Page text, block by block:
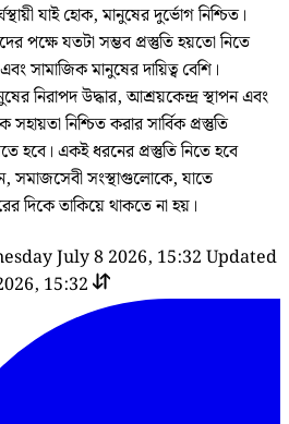
যাই হোক, মানুষের দুর্ভোগ নিশ্চিত।
পক্ষে যতটা সম্ভব প্রস্তুতি হয়তো নিতে
সামাজিক মানুষের দায়িত্ব বেশি।
নিরাপদ উদ্ধার, আশ্রয়কেন্দ্র স্থাপন এবং
নিশ্চিত করার সার্বিক প্রস্তুতি
হবে। একই ধরনের প্রস্তুতি নিতে হবে
সমাজসেবী সংস্থাগুলোকে, যাতে
দিকে তাকিয়ে থাকতে না হয়।
July 8 2026, 15:32 Updated
15:32